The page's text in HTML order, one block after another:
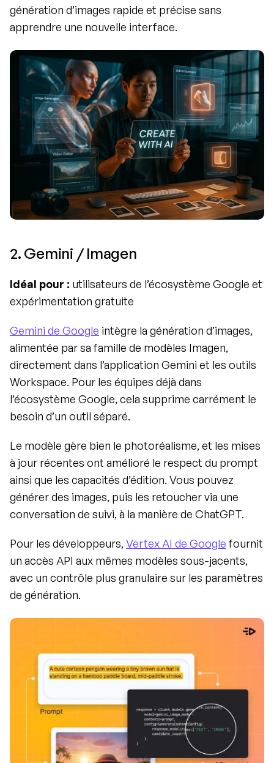
génération d’images rapide et précise sans
apprendre une nouvelle interface.
2. Gemini / Imagen
Idéal pour : utilisateurs de l’écosystème Google et
expérimentation gratuite
Gemini de Google intègre la génération d’images,
alimentée par sa famille de modèles Imagen,
directement dans l’application Gemini et les outils
Workspace. Pour les équipes déjà dans
l’écosystème Google, cela supprime carrément le
besoin d’un outil séparé.
Le modèle gère bien le photoréalisme, et les mises
à jour récentes ont amélioré le respect du prompt
ainsi que les capacités d’édition. Vous pouvez
générer des images, puis les retoucher via une
conversation de suivi, à la manière de ChatGPT.
Pour les développeurs, Vertex AI de Google fournit
un accès API aux mêmes modèles sous-jacents,
avec un contrôle plus granulaire sur les paramètres
de génération.